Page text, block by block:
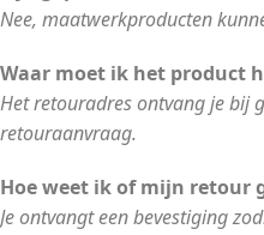
Nee, maatwerkproducten
Waar moet ik het product
Het retouradres ontvang je bij
retouraanvraag.
Hoe weet ik of mijn retour
Je ontvangt een bevestiging